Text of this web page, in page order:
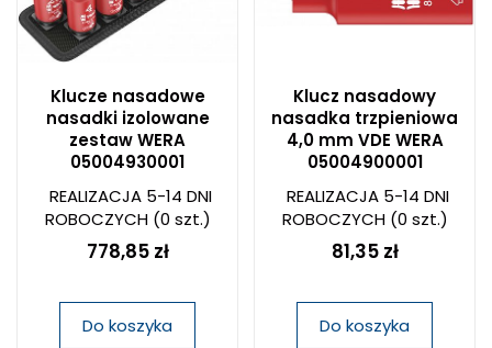
Klucze nasadowe
nasadki izolowane
zestaw WERA
05004930001
REALIZACJA 5-14 DNI
ROBOCZYCH(0 szt.)
778,85 zł
Do koszyka
Klucz nasadowy
nasadka trzpieniowa
4,0 mm VDE WERA
05004900001
REALIZACJA 5-14 DNI
ROBOCZYCH(0 szt.)
81,35 zł
Do koszyka